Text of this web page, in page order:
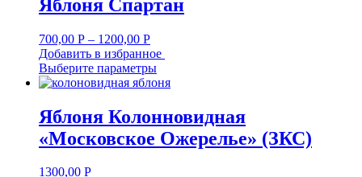
Яблоня Спартан
700,00 Р – 1200,00 Р
Добавить в избранное
Выберите параметры
Яблоня Колонновидная
«Московское Ожерелье» (ЗКС)
1300,00 Р